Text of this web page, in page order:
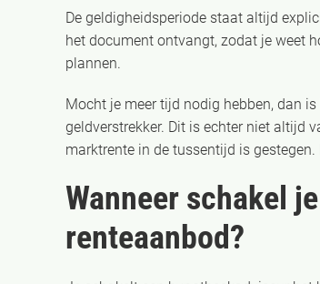
De geldigheidsperiode staat altijd
het document ontvangt, zodat je weet
plannen.
Mocht je meer tijd nodig hebben, dan
geldverstrekker. Dit is echter niet altijd
marktrente in de tussentijd is
Wanneer schakel
renteaanbod?